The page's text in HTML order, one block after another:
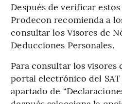
Después de verificar
Prodecon recomienda a
consultar los Visores de
Deducciones Personales.
Para consultar los visores
portal electrónico del
apartado de